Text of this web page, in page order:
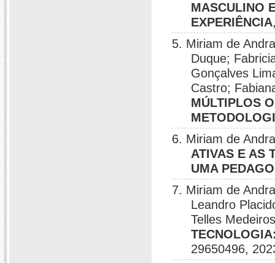
MASCULINO
EXPERIÊNCIA
5. Miriam de
Duque;
Gonçalves
Castro;
MÚLTIPLOS
6. Miriam de
ATIVAS E AS
UMA
7. Miriam de
Leandro
Telles
29650496,